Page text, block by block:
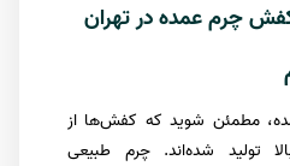
چرم عمده در تهران
مطمئن شوید که کفش‌ها از
تولید شده‌اند. چرم طبیعی